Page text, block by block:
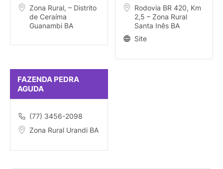
Zona Rural, – Distrito
de Ceraíma
Guanambi BA
Rodovia BR 420, Km
2,5 – Zona Rural
Santa Inês BA
Site
FAZENDA PEDRA
AGUDA
(77) 3456-2098
Zona Rural Urandi BA